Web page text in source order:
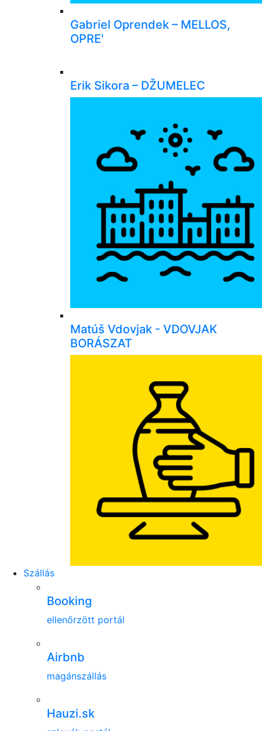
Gabriel Oprendek – MELLOS,
OPRE'
Erik Sikora – DŽUMELEC
Matúš Vdovjak - VDOVJAK
BORÁSZAT
Szállás
Booking
ellenőrzött portál
Airbnb
magánszállás
Hauzi.sk